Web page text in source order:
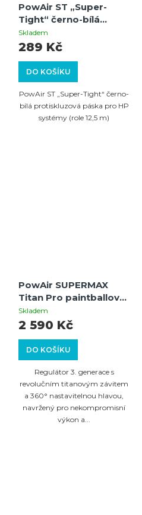
PowAir ST „Super-
Tight“ černo-bílá
protiskluzová páska
pro HP systémy (role
Skladem
DO KOŠÍKU
289 Kč
PowAir ST „Super-Tight“ černo-
bílá protiskluzová páska pro HP
systémy (role 12,5 m)
PowAir SUPERMAX
Titan Pro paintballový
regulátor (300 Bar) –
titanový závit
Skladem
DO KOŠÍKU
2 590 Kč
Regulátor 3. generace s
revolučním titanovým závitem
a 360° nastavitelnou hlavou,
navržený pro nekompromisní
výkon a...